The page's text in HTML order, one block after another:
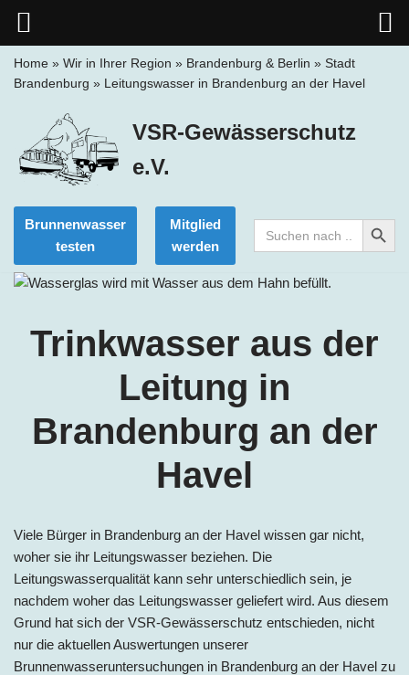
springen
Home » Wir in Ihrer Region » Brandenburg & Berlin » Stadt
Brandenburg » Leitungswasser in Brandenburg an der Havel
VSR-Gewässerschutz
e.V.
Brunnenwasser
testen
Mitglied
werden
Search
for:
Search Button
Trinkwasser aus der
Leitung in
Brandenburg an der
Havel
Viele Bürger in Brandenburg an der Havel wissen gar nicht,
woher sie ihr Leitungswasser beziehen. Die
Leitungswasserqualität kann sehr unterschiedlich sein, je
nachdem woher das Leitungswasser geliefert wird. Aus diesem
Grund hat sich der VSR-Gewässerschutz entschieden, nicht
nur die aktuellen Auswertungen unserer
Brunnenwasseruntersuchungen in Brandenburg an der Havel zu